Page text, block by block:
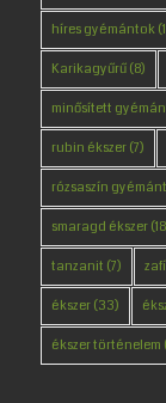
híres gyémántok
Karikagyűrű(8)
minősített
rubin ékszer(7)
rózsaszín
smaragd ékszer
tanzanit (7)
ékszer(33)
ékszer történelem